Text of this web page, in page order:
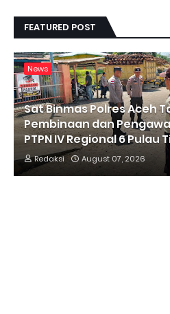
FEATURED POST
News
Sat Binmas Polres Aceh
Pembinaan dan
PTPN IV Regional 6 Pulau
Redaksi August 07, 2026